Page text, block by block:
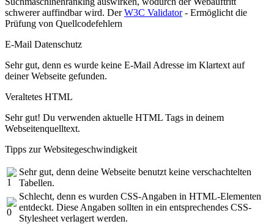
schwerer auffindbar wird. DerW3C Validator- Ermöglicht die
Prüfung von Quellcodefehlern
E-Mail Datenschutz
Sehr gut, denn es wurde keine E-Mail Adresse im Klartext auf
deiner Webseite gefunden.
Veraltetes HTML
Sehr gut! Du verwenden aktuelle HTML Tags in deinem
Webseitenquelltext.
Tipps zur Websitegeschwindigkeit
Sehr gut, denn deine Webseite benutzt keine verschachtelten
Tabellen.
Schlecht, denn es wurden CSS-Angaben in HTML-Elementen
entdeckt. Diese Angaben sollten in ein entsprechendes CSS-
Stylesheet verlagert werden.